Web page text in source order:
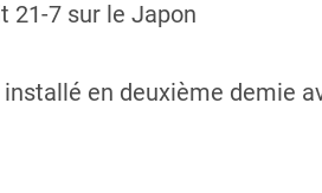
21-7 sur le Japon
installé en deuxième demie